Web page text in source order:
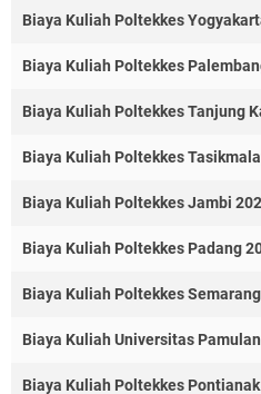
Biaya Kuliah Poltekkes
Biaya Kuliah Poltekkes
Biaya Kuliah Poltekkes Tanjung
Biaya Kuliah Poltekkes
Biaya Kuliah Poltekkes Jambi
Biaya Kuliah Poltekkes Padang
Biaya Kuliah Poltekkes
Biaya Kuliah Universitas
Biaya Kuliah Poltekkes